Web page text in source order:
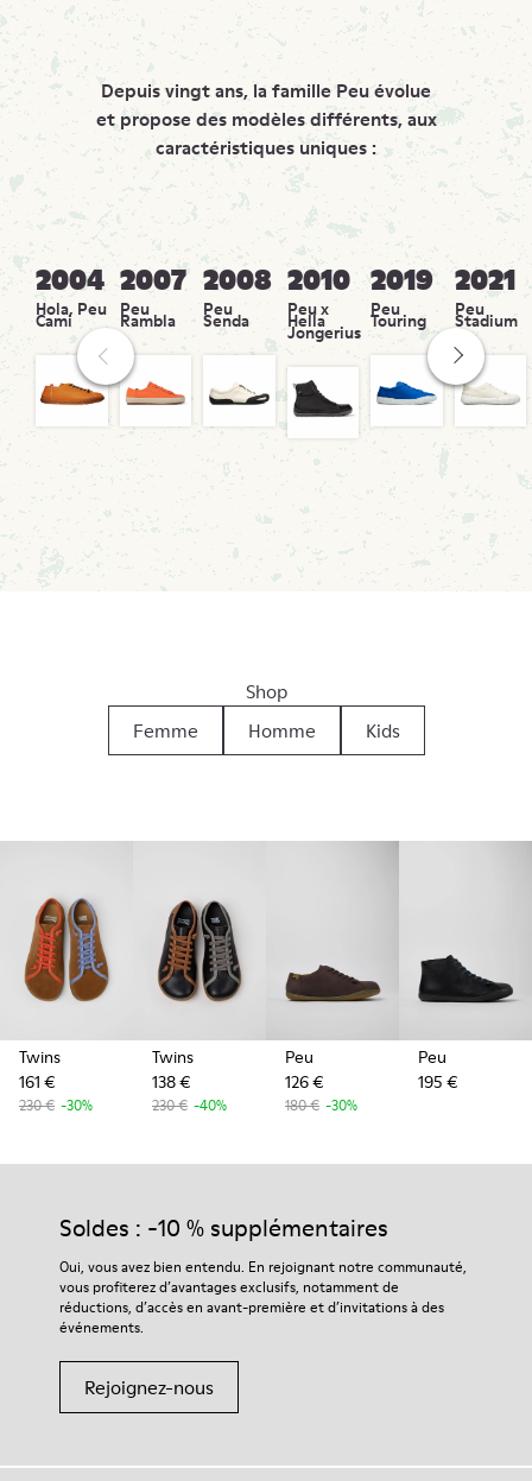
Depuis vingt ans, la famille Peu évolue
et propose des modèles différents, aux
caractéristiques uniques :
2004
Hola, Peu
Cami
2007
Peu
Rambla
2008
Peu
Senda
2010
Peu x
Hella
Jongerius
2019
Peu
Touring
2021
Peu
Stadium
Shop
Femme
Homme Kids
Twins
161 €
230 € -30%
Twins
138 €
230 € -40%
Peu
126 €
180 € -30%
Peu
195 €
Soldes : -10 % supplémentaires
Oui, vous avez bien entendu. En rejoignant notre communauté,
vous profiterez d’avantages exclusifs, notamment de
réductions, d’accès en avant-première et d’invitations à des
événements.
Rejoignez-nous